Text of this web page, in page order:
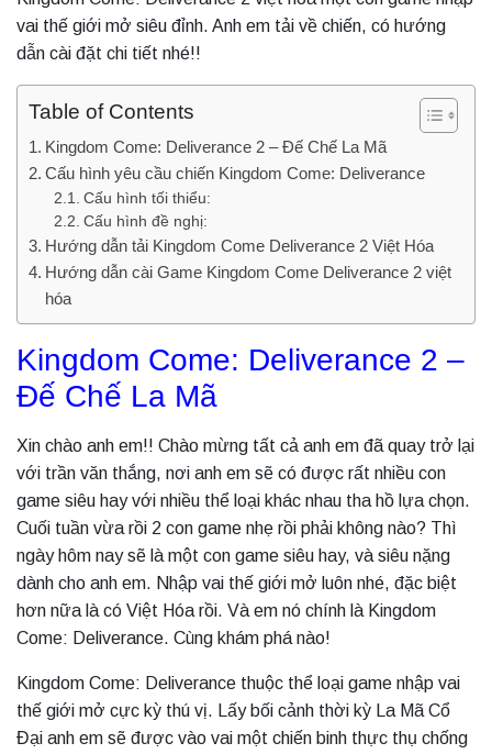
vai thế giới mở siêu đỉnh. Anh em tải về chiến, có hướng
dẫn cài đặt chi tiết nhé!!
Table of Contents
Kingdom Come: Deliverance 2 – Đế Chế La Mã
Cấu hình yêu cầu chiến Kingdom Come: Deliverance
Cấu hình tối thiểu:
Cấu hình đề nghị:
Hướng dẫn tải Kingdom Come Deliverance 2 Việt Hóa
Hướng dẫn cài Game Kingdom Come Deliverance 2 việt
hóa
Kingdom Come: Deliverance 2 –
Đế Chế La Mã
Xin chào anh em!! Chào mừng tất cả anh em đã quay trở lại
với trần văn thắng, nơi anh em sẽ có được rất nhiều con
game siêu hay với nhiều thể loại khác nhau tha hồ lựa chọn.
Cuối tuần vừa rồi 2 con game nhẹ rồi phải không nào? Thì
ngày hôm nay sẽ là một con game siêu hay, và siêu nặng
dành cho anh em. Nhập vai thế giới mở luôn nhé, đặc biệt
hơn nữa là có Việt Hóa rồi. Và em nó chính là Kingdom
Come: Deliverance. Cùng khám phá nào!
Kingdom Come: Deliverance thuộc thể loại game nhập vai
thế giới mở cực kỳ thú vị. Lấy bối cảnh thời kỳ La Mã Cổ
Đại anh em sẽ được vào vai một chiến binh thực thụ chống